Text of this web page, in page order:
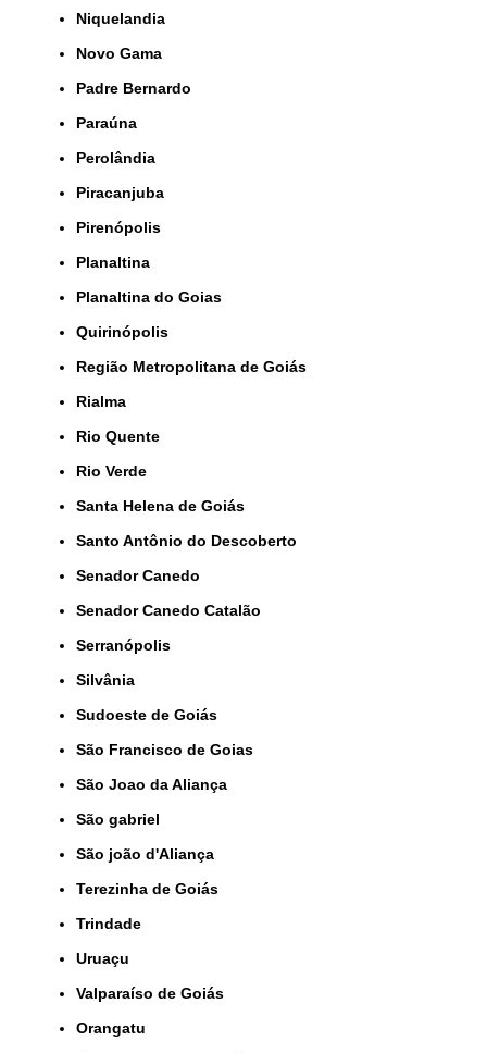
Niquelandia
Novo Gama
Padre Bernardo
Paraúna
Perolândia
Piracanjuba
Pirenópolis
Planaltina
Planaltina do Goias
Quirinópolis
Região Metropolitana de Goiás
Rialma
Rio Quente
Rio Verde
Santa Helena de Goiás
Santo Antônio do Descoberto
Senador Canedo
Senador Canedo Catalão
Serranópolis
Silvânia
Sudoeste de Goiás
São Francisco de Goias
São Joao da Aliança
São gabriel
São joão d'Aliança
Terezinha de Goiás
Trindade
Uruaçu
Valparaíso de Goiás
orangatu